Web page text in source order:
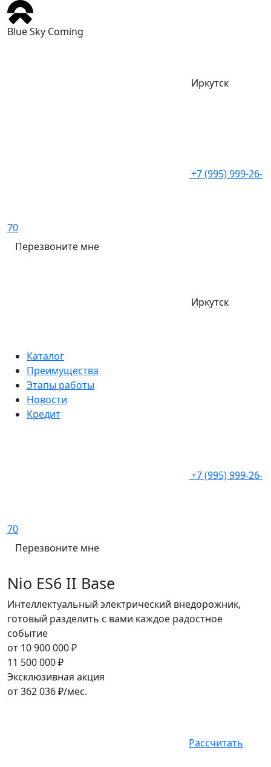
Blue Sky Coming
Иркутск
+7 (995) 999-26-
70
Перезвоните мне
Иркутск
Каталог
Преимущества
Этапы работы
Новости
Кредит
+7 (995) 999-26-
70
Перезвоните мне
Nio ES6 II Base
Интеллектуальный электрический внедорожник,
готовый разделить с вами каждое радостное
событие
от 10 900 000₽
11 500 000₽
Эксклюзивная акция
от362 036₽/мес.
Рассчитать